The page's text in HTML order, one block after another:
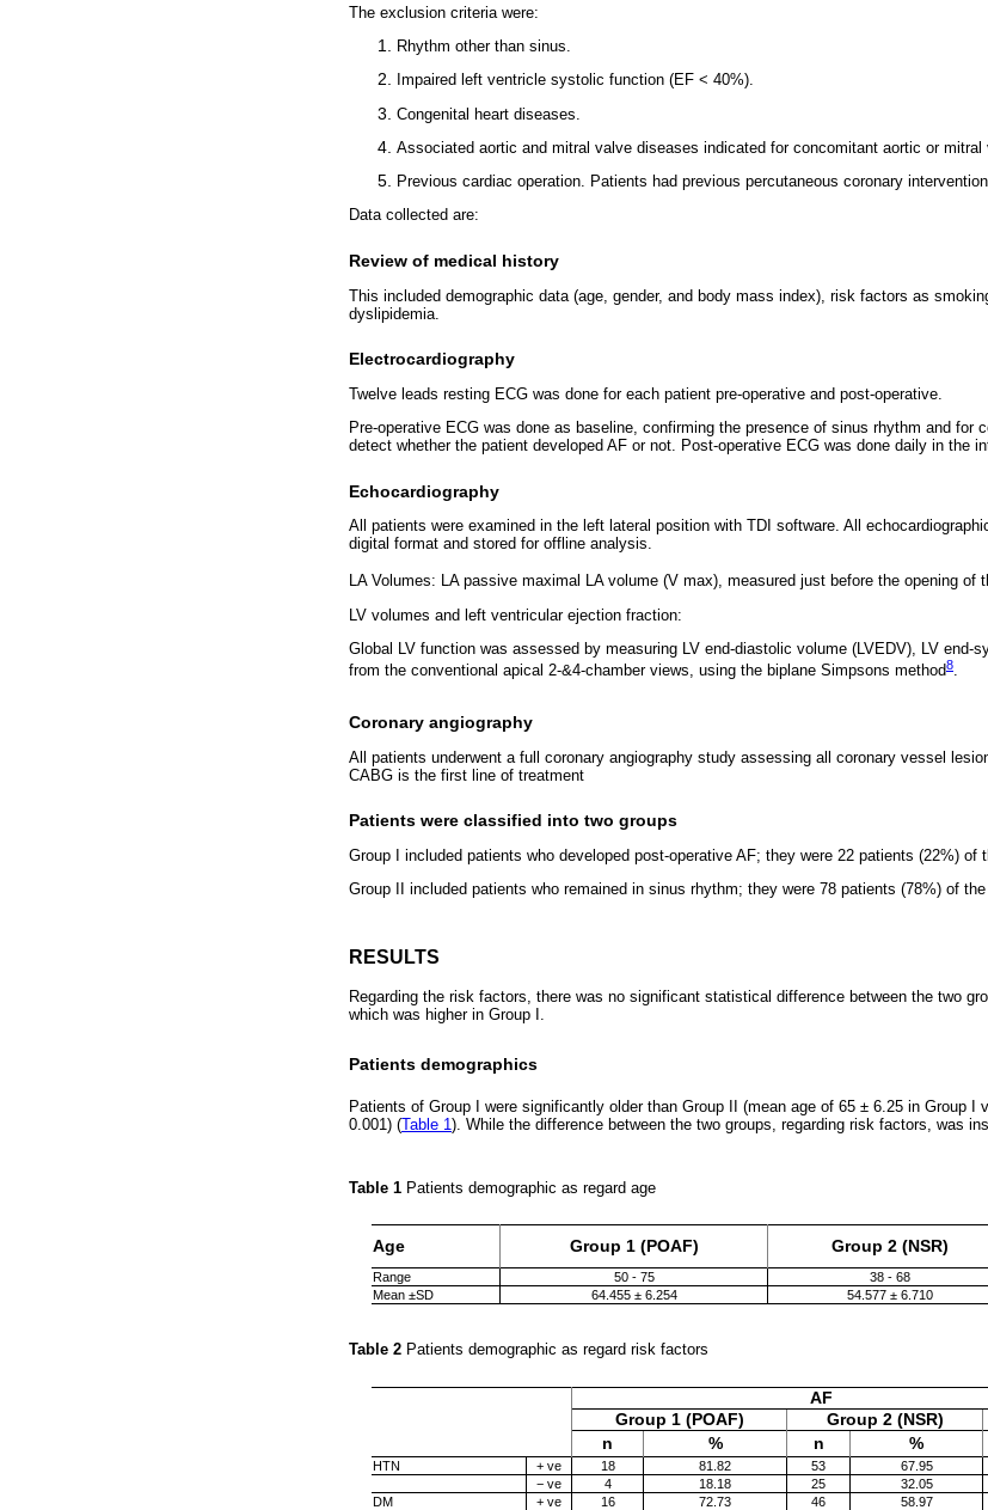
The exclusion criteria were:
Rhythm other than sinus.
Impaired left ventricle systolic function (EF < 40%).
Congenital heart diseases.
Associated aortic and mitral valve diseases indicated for concomitant aortic or mitral
Previous cardiac operation. Patients had previous percutaneous coronary
Data collected are:
Review of medical history
This included demographic data (age, gender, and body mass index), risk factors as
dyslipidemia.
Electrocardiography
Twelve leads resting ECG was done for each patient pre-operative and post-operative.
Pre-operative ECG was done as baseline, confirming the presence of sinus rhythm and for
detect whether the patient developed AF or not. Post-operative ECG was done daily in the
Echocardiography
All patients were examined in the left lateral position with TDI software. All
digital format and stored for offline analysis.
LA Volumes: LA passive maximal LA volume (V max), measured just before the opening of
LV volumes and left ventricular ejection fraction:
Global LV function was assessed by measuring LV end-diastolic volume (LVEDV), LV end-
from the conventional apical 2-&4-chamber views, using the biplane Simpsons method8.
Coronary angiography
All patients underwent a full coronary angiography study assessing all coronary vessel
CABG is the first line of treatment
Patients were classified into two groups
Group I included patients who developed post-operative AF; they were 22 patients (22%) of
Group II included patients who remained in sinus rhythm; they were 78 patients (78%) of
RESULTS
Regarding the risk factors, there was no significant statistical difference between the two
which was higher in Group I.
Patients demographics
Patients of Group I were significantly older than Group II (mean age of 65 ± 6.25 in Group I
0.001) (Table 1). While the difference between the two groups, regarding risk factors, was
Table 1 Patients demographic as regard age
Age Group 1 (POAF) Group 2 (NSR)
Range 50 - 75 38 - 68
Mean ±SD
64.455 ± 6.254 54.577 ± 6.710
Table 2 Patients demographic as regard risk factors
AF
Group 1 (POAF) Group 2 (NSR)
n
% n %
HTN + ve 18 81.82 53 67.95
− ve
4 18.18 25 32.05
DM
+ ve 16 72.73 46 58.97